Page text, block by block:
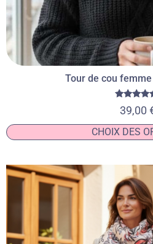
Tour de cou
Note
5.00
39,00
CHOIX DES